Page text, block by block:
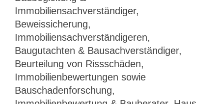
Immobiliensachverständiger,
Beweissicherung,
Immobiliensachverständigeren,
Baugutachten & Bausachverständiger,
Beurteilung von Rissschäden,
Immobilienbewertungen sowie
Bauschadenforschung,